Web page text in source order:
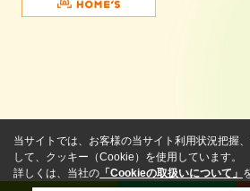
当サイトでは、お客様の当サイト利用状況把握
して、クッキー（Cookie）を使用しています。
詳しくは、当社の 「Cookieの取扱いについて」